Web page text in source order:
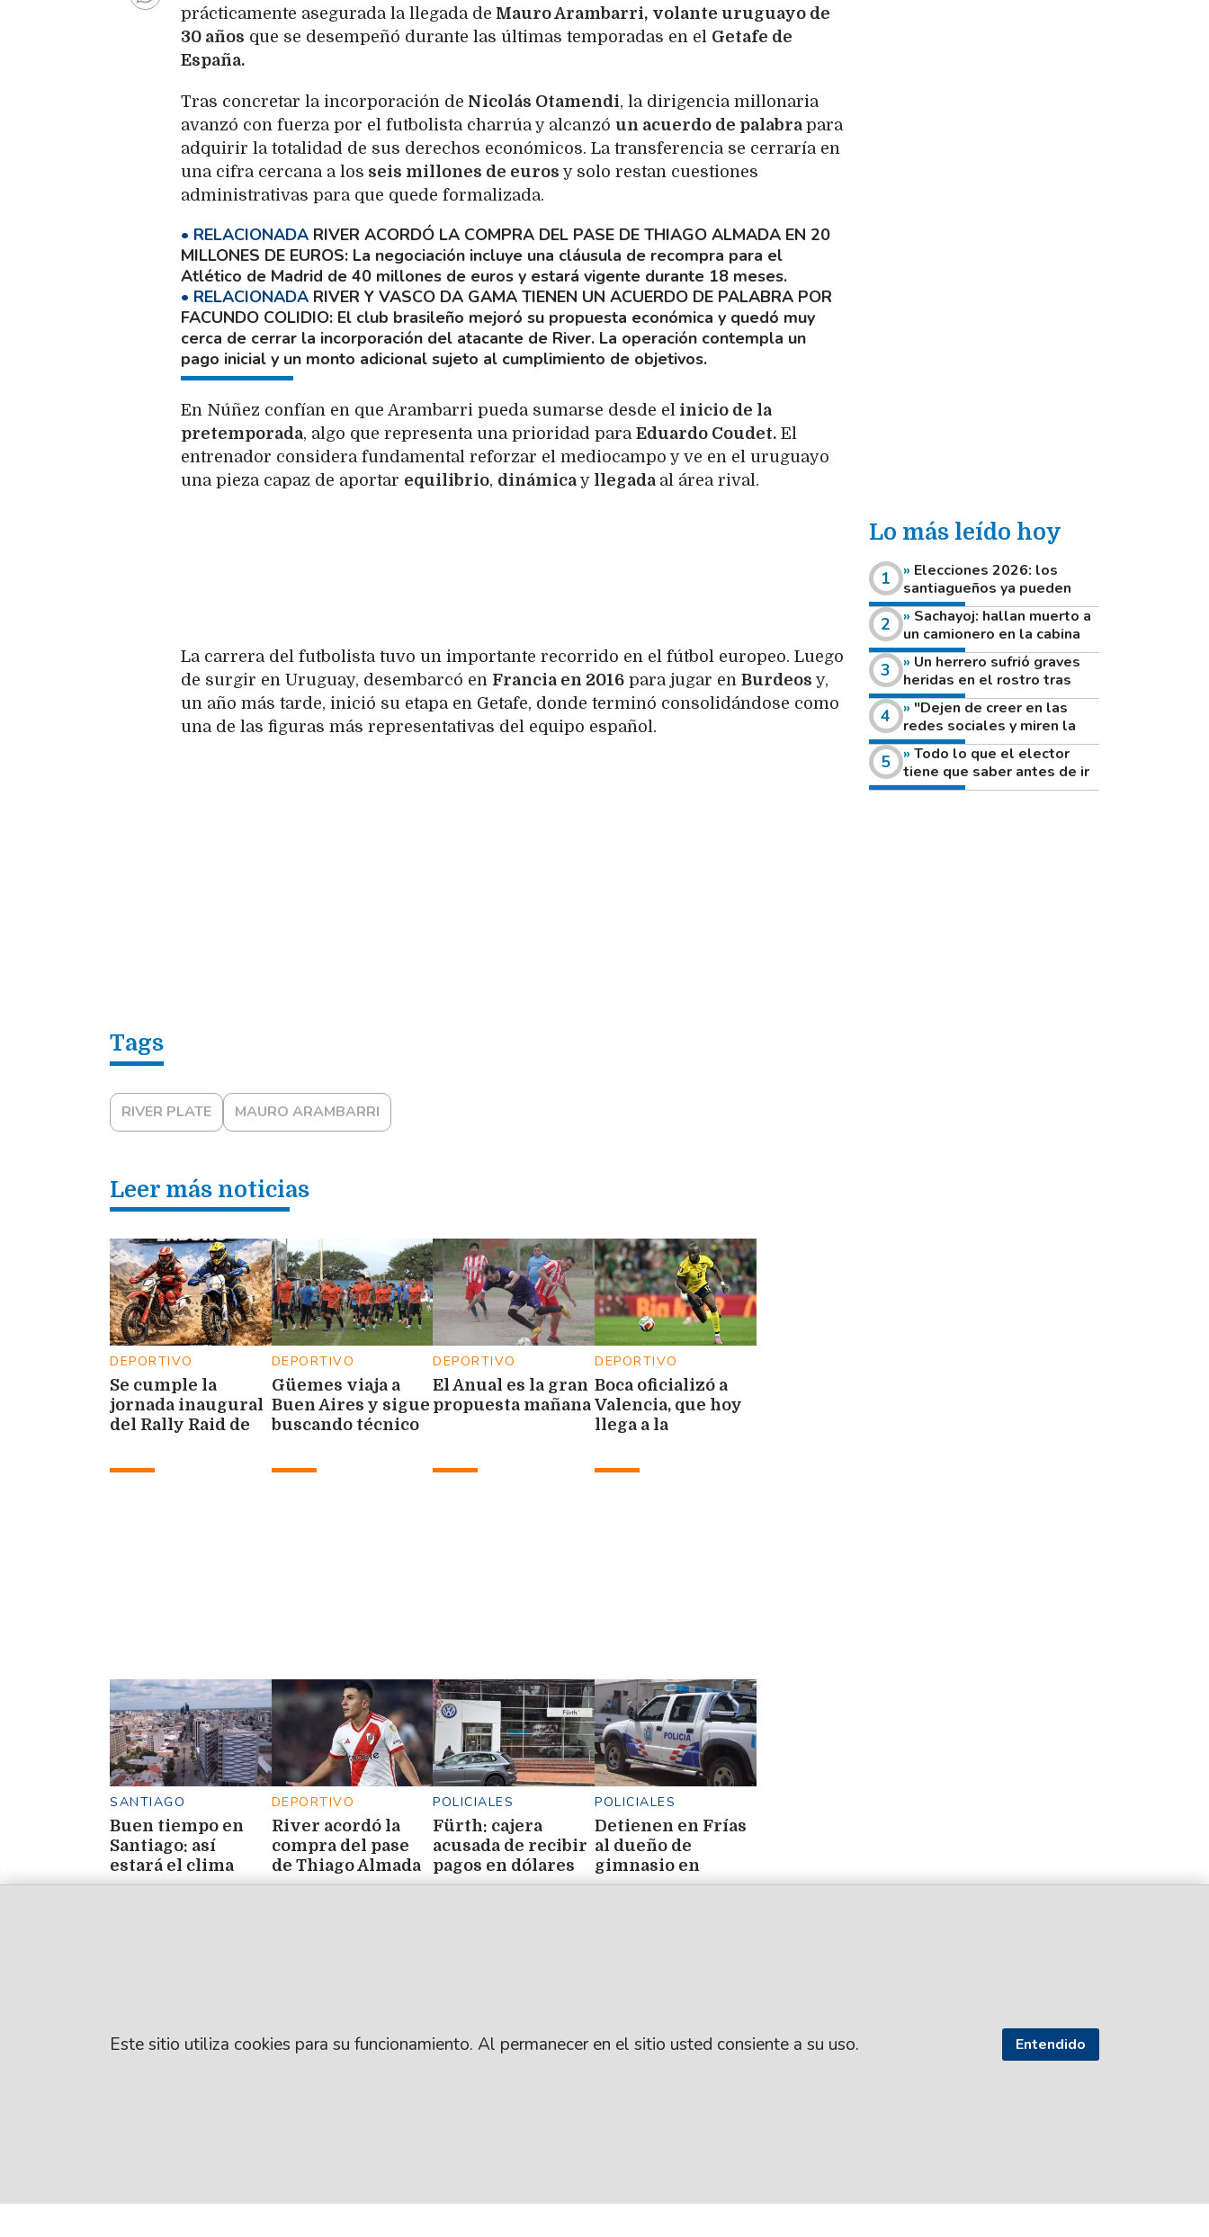
prácticamente asegurada la llegada de Mauro Arambarri, volante uruguayo de
30 años que se desempeñó durante las últimas temporadas en el Getafe de
España.
Tras concretar la incorporación de Nicolás Otamendi, la dirigencia millonaria
avanzó con fuerza por el futbolista charrúa y alcanzó un acuerdo de palabra para
adquirir la totalidad de sus derechos económicos. La transferencia se cerraría en
una cifra cercana a los seis millones de euros y solo restan cuestiones
administrativas para que quede formalizada.
RIVER ACORDÓ LA COMPRA DEL PASE DE THIAGO ALMADA EN 20
MILLONES DE EUROS La negociación incluye una cláusula de recompra para el
Atlético de Madrid de 40 millones de euros y estará vigente durante 18 meses.
RIVER Y VASCO DA GAMA TIENEN UN ACUERDO DE PALABRA POR
FACUNDO COLIDIO El club brasileño mejoró su propuesta económica y quedó muy
cerca de cerrar la incorporación del atacante de River. La operación contempla un
pago inicial y un monto adicional sujeto al cumplimiento de objetivos.
En Núñez confían en que Arambarri pueda sumarse desde el inicio de la
pretemporada, algo que representa una prioridad para Eduardo Coudet. El
entrenador considera fundamental reforzar el mediocampo y ve en el uruguayo
una pieza capaz de aportar equilibrio, dinámica y llegada al área rival.
La carrera del futbolista tuvo un importante recorrido en el fútbol europeo. Luego
de surgir en Uruguay, desembarcó en Francia en 2016 para jugar en Burdeos y,
un año más tarde, inició su etapa en Getafe, donde terminó consolidándose como
una de las figuras más representativas del equipo español.
RIVER PLATE MAURO ARAMBARRI
Leer más noticias
DEPORTIVO
Se cumple la
jornada inaugural
del Rally Raid de
Hondo 2026
DEPORTIVO
Güemes viaja a
Buen Aires y sigue
buscando técnico
DEPORTIVO
El Anual es la gran
propuesta mañana
DEPORTIVO
Boca oficializó a
Valencia, que hoy
llega a la
SANTIAGO
Buen tiempo en
Santiago: así
estará el clima
durante este
DEPORTIVO
River acordó la
compra del pase
de Thiago Almada
en 20 millones de
POLICIALES
Fürth: cajera
acusada de recibir
pagos en dólares
de clientes y no
POLICIALES
Detienen en Frías
al dueño de
gimnasio en
allanamiento
Lo más leído hoy
Elecciones 2026: los
santiagueños ya pueden
consultar dónde votan este
domingo
Sachayoj: hallan muerto a
un camionero en la cabina
de su vehículo a la vera de
un camino rural
Un herrero sufrió graves
heridas en el rostro tras
reventar el disco de una
amoladora
"Dejen de creer en las
redes sociales y miren la
heladera de sus casas": el
fuerte mensaje de una joven
que votó por primera vez
Todo lo que el elector
tiene que saber antes de ir
a votar este domingo
Este sitio utiliza cookies para su funcionamiento. Al permanecer en el sitio usted consiente a su uso. Entendido